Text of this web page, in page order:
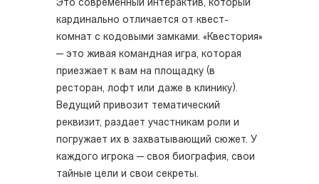
Это современный интерактив, который
кардинально отличается от квест-
комнат с кодовыми замками. «Квестория»
— это живая командная игра, которая
приезжает к вам на площадку (в
ресторан, лофт или даже в клинику).
Ведущий привозит тематический
реквизит, раздает участникам роли и
погружает их в захватывающий сюжет. У
каждого игрока — своя биография, свои
тайные цели и свои секреты.